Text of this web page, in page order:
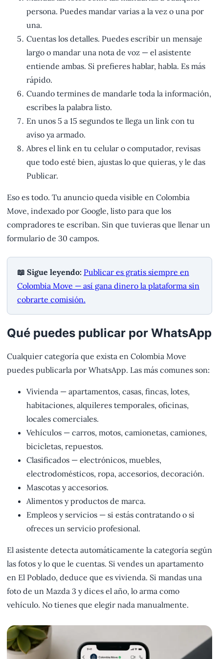
persona. Puedes mandar varias a la vez o una por
una.
Cuentas los detalles. Puedes escribir un mensaje
largo o mandar una nota de voz — el asistente
entiende ambas. Si prefieres hablar, habla. Es más
rápido.
Cuando termines de mandarle toda la información,
escribes la palabra listo.
En unos 5 a 15 segundos te llega un link con tu
aviso ya armado.
Abres el link en tu celular o computador, revisas
que todo esté bien, ajustas lo que quieras, y le das
Publicar.
Eso es todo. Tu anuncio queda visible en Colombia
Move, indexado por Google, listo para que los
compradores te escriban. Sin que tuvieras que llenar un
formulario de 30 campos.
📖 Sigue leyendo: Publicar es gratis siempre en
Colombia Move — así gana dinero la plataforma sin
cobrarte comisión.
Qué puedes publicar por WhatsApp
Cualquier categoría que exista en Colombia Move
puedes publicarla por WhatsApp. Las más comunes son:
Vivienda — apartamentos, casas, fincas, lotes,
habitaciones, alquileres temporales, oficinas,
locales comerciales.
Vehículos — carros, motos, camionetas, camiones,
bicicletas, repuestos.
Clasificados — electrónicos, muebles,
electrodomésticos, ropa, accesorios, decoración.
Mascotas y accesorios.
Alimentos y productos de marca.
Empleos y servicios — si estás contratando o si
ofreces un servicio profesional.
El asistente detecta automáticamente la categoría según
las fotos y lo que le cuentas. Si vendes un apartamento
en El Poblado, deduce que es vivienda. Si mandas una
foto de un Mazda 3 y dices el año, lo arma como
vehículo. No tienes que elegir nada manualmente.